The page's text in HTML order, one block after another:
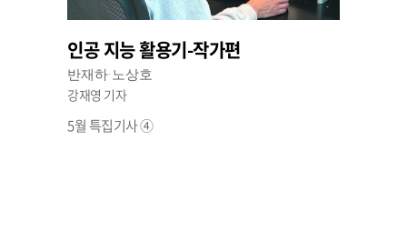
인공 지능 활용기-작가편
반재하·노상호
강재영 기자
5월 특집기사 ④